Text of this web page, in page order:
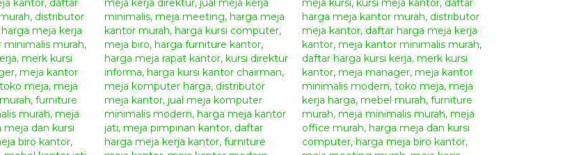
Anda bisa berbelanja online produkfurniture jepara di tempat kami karena kami menyediakan
berbagai jenis mebel disini dengan harga terjangkau dibandingkan dengan toko online mebel lain di
Jepara dengan kualitas yang bagus dan terjamin. Anda juga dapat memesan furniture custom yang
sesuai dengan kebutuhan rumah dan selera anda di tempat kami. Segera hubungiKontak Kami
informasi dan pemesanan, serta dapatkan semua produk mebel berkualitas hanya di Giandra
Furniture
Spesifikasi Meja Kerja Eksekutif Jati Winston